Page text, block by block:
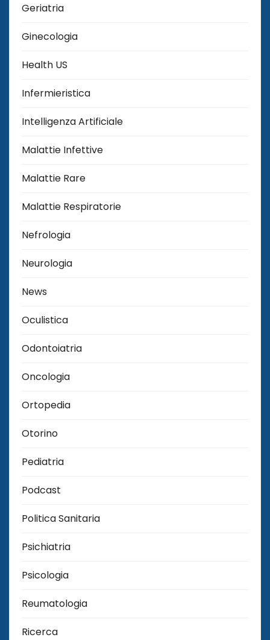
Geriatria
Ginecologia
Health US
Infermieristica
Intelligenza Artificiale
Malattie Infettive
Malattie Rare
Malattie Respiratorie
Nefrologia
Neurologia
News
Oculistica
Odontoiatria
Oncologia
Ortopedia
Otorino
Pediatria
Podcast
Politica Sanitaria
Psichiatria
Psicologia
Reumatologia
Ricerca